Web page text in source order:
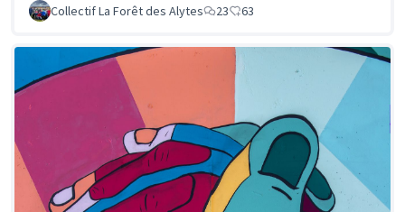
Collectif La Forêt des Alytes
23 63